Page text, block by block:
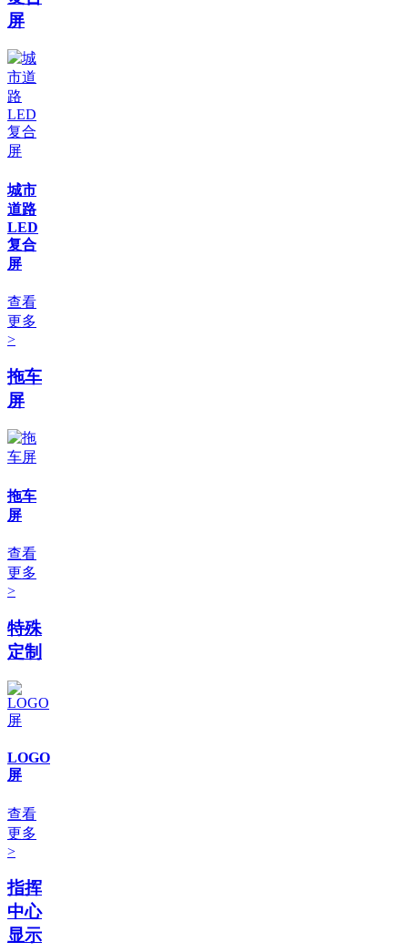
屏
城市
道路
LED
复合
屏
查看
更多
>
拖车
屏
拖车
屏
查看
更多
>
特殊
定制
LOGO
屏
查看
更多
>
指挥
中心
显示